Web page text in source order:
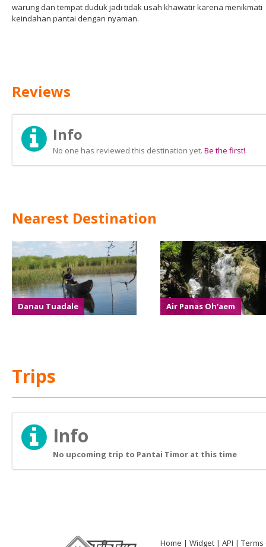
warung dan tempat duduk jadi tidak usah khawatir karena menikmati
keindahan pantai dengan nyaman.
Reviews
Info
No one has reviewed this destination yet. Be the first!.
Nearest Destination
Danau Tuadale Air Panas Oh'aem
Trips
Info
No upcoming trip to Pantai Timor at this time
Home Widget API Terms